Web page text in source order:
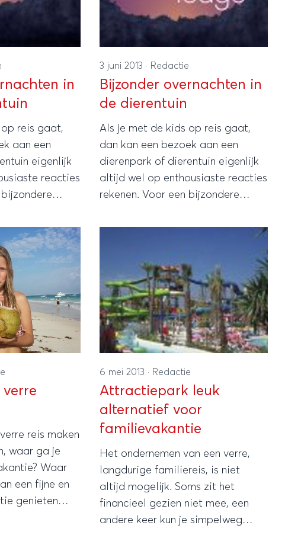
in
reis gaat,
aan een
eigenlijk
reacties
bijzondere
niet
af te
kun je
wel heel
by Froala
3 juni 2013 · Redactie
Bijzonder overnachten in
de dierentuin
Als je met de kids op reis gaat,
dan kan een bezoek aan een
dierenpark of dierentuin eigenlijk
altijd wel op enthousiaste reacties
rekenen. Voor een bijzondere
hoef je dan ook helemaal niet
reizen, want in Frankrijk kun je
bijvoorbeeld al op een wel heel
bijzondere plek overnachten.
verre
reis maken
waar ga je
Waar
een fijne en
genieten
6 mei 2013 · Redactie
Attractiepark leuk
alternatief voor
familievakantie
Het ondernemen van een verre,
langdurige familiereis, is niet
altijd mogelijk. Soms zit het
financieel gezien niet mee, een
andere keer kun je simpelweg